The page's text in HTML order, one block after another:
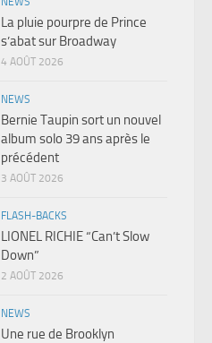
La pluie pourpre de Prince
s’abat sur Broadway
4 AOÛT 2026
NEWS
Bernie Taupin sort un nouvel
album solo 39 ans après le
précédent
3 AOÛT 2026
FLASH-BACKS
LIONEL RICHIE “Can’t Slow
Down”
2 AOÛT 2026
NEWS
Une rue de Brooklyn